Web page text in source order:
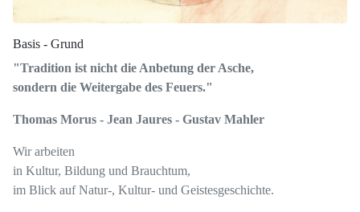
Basis - Grund
"Tradition ist nicht die Anbetung der Asche,
sondern die Weitergabe des Feuers."
Thomas Morus - Jean Jaures - Gustav Mahler
Wir arbeiten
in Kultur, Bildung und Brauchtum,
im Blick auf Natur-, Kultur- und Geistesgeschichte.